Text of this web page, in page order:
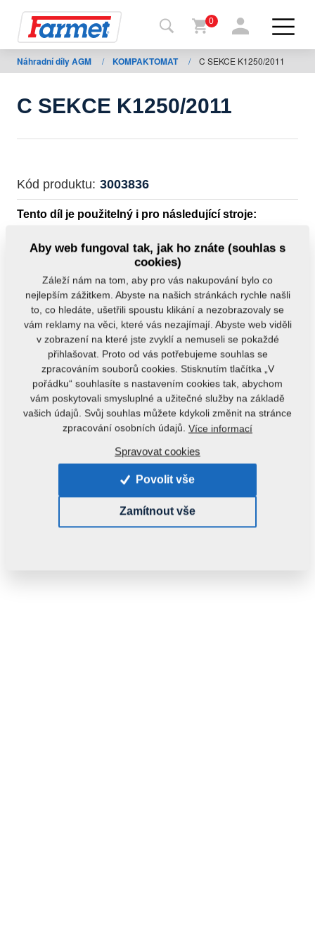
Zpět
na
shop
Moje
stroje
stažení
0
Náhradní díly AGM / KOMPAKTOMAT / C SEKCE K1250/2011
C SEKCE K1250/2011
Kód produktu: 3003836
Tento díl je použitelný i pro následující stroje:
Aby web fungoval tak, jak ho znáte (souhlas s
cookies)
Záleží nám na tom, aby pro vás nakupování bylo co
nejlepším zážitkem. Abyste na našich stránkách rychle našli
to, co hledáte, ušetřili spoustu klikání a nezobrazovaly se
vám reklamy na věci, které vás nezajímají. Abyste web viděli
v zobrazení na které jste zvyklí a nemuseli se pokaždé
přihlašovat. Proto od vás potřebujeme souhlas se
zpracováním souborů cookies. Stisknutím tlačítka „V
pořádku“ souhlasíte s nastavením cookies tak, abychom
vám poskytovali smysluplné a užitečné služby na základě
vašich údajů. Svůj souhlas můžete kdykoli změnit na stránce
zpracování osobních údajů. Více informací
Spravovat cookies
Povolit vše
Zamítnout vše